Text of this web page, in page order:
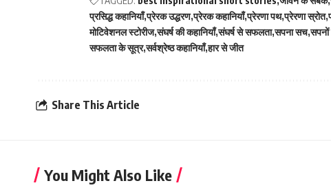
प्रसिद्ध कहानियाँ प्रेरक उद्धरण प्रेरक कहानियाँ प्रेरणा पथ प्रेरणा स्रोत
मोटिवेशनल स्टोरीज संघर्ष की कहानियाँ संघर्ष से सफलता सपना सच सपनों
सफलता के सूत्र सर्वश्रेष्ठ कहानियाँ हार से जीत
Share This Article
You Might Also Like